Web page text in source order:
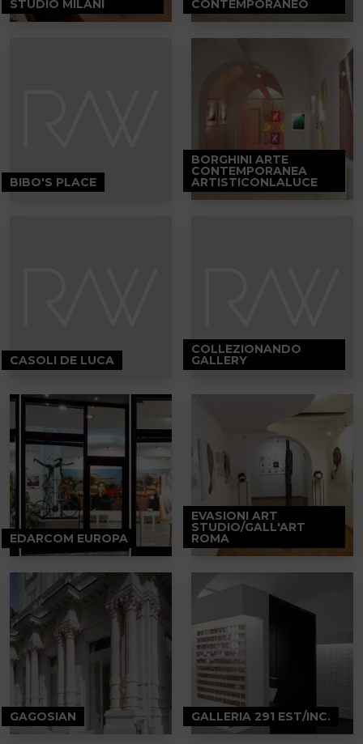
STUDIO MILANI CONTEMPORANEO
BIBO'S PLACE
BORGHINI ARTE
CONTEMPORANEA
ARTISTICONLALUCE
CASOLI DE LUCA
COLLEZIONANDO
GALLERY
EDARCOM EUROPA
EVASIONI ART
STUDIO/GALL'ART
ROMA
GAGOSIAN GALLERIA 291 EST/INC.